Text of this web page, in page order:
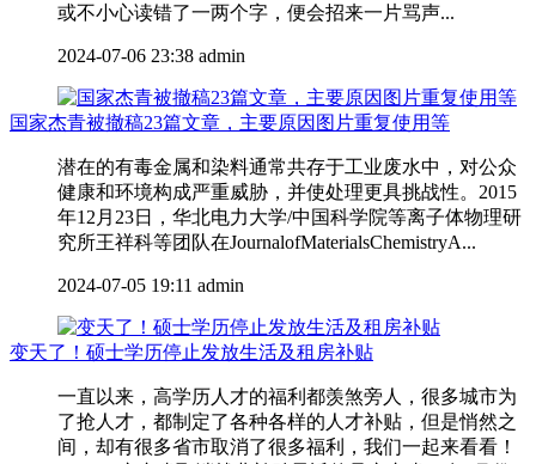
或不小心读错了一两个字，便会招来一片骂声...
2024-07-06 23:38 admin
国家杰青被撤稿23篇文章，主要原因图片重复使用等
潜在的有毒金属和染料通常共存于工业废水中，对公众
健康和环境构成严重威胁，并使处理更具挑战性。2015
年12月23日，华北电力大学/中国科学院等离子体物理研
究所王祥科等团队在JournalofMaterialsChemistryA...
2024-07-05 19:11 admin
变天了！硕士学历停止发放生活及租房补贴
一直以来，高学历人才的福利都羡煞旁人，很多城市为
了抢人才，都制定了各种各样的人才补贴，但是悄然之
间，却有很多省市取消了很多福利，我们一起来看看！